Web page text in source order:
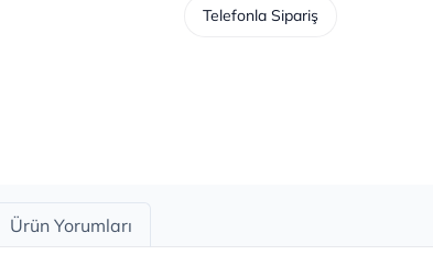
Telefonla Sipariş
Ürün Yorumları